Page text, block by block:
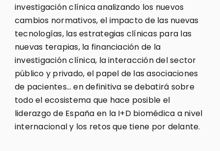
investigación clínica analizando los nuevos
cambios normativos, el impacto de las nuevas
tecnologías, las estrategias clínicas para las
nuevas terapias, la financiación de la
investigación clínica, la interacción del sector
público y privado, el papel de las asociaciones
de pacientes… en definitiva se debatirá sobre
todo el ecosistema que hace posible el
liderazgo de España en la I+D biomédica a nivel
internacional y los retos que tiene por delante.